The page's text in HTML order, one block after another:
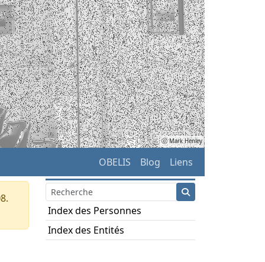
ⓒ Mark Henley
OBELIS Blog Liens
Index des Personnes
Index des Entités